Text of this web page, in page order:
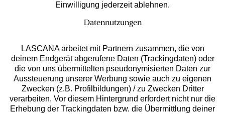
Services
Beratung
Einwilligung jederzeit ablehnen.
Datennutzungen
LASCANA arbeitet mit Partnern zusammen, die von
deinem Endgerät abgerufene Daten (Trackingdaten) oder
die von uns übermittelten pseudonymisierten Daten zur
Aussteuerung unserer Werbung sowie auch zu eigenen
Zwecken (z.B. Profilbildungen) / zu Zwecken Dritter
verarbeiten. Vor diesem Hintergrund erfordert nicht nur die
Erhebung der Trackingdaten bzw. die Übermittlung deiner